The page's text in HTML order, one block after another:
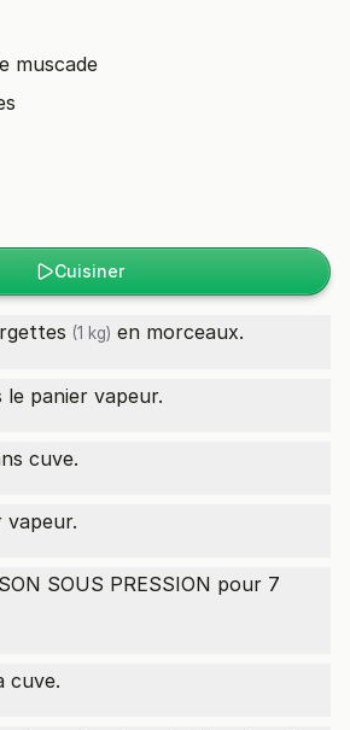
muscade
Cuisiner
(1 kg) en morceaux.
le panier vapeur.
cuve.
vapeur.
SOUS PRESSION pour 7
cuve.